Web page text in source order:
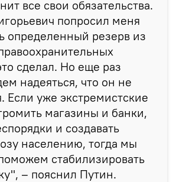
все свои обязательства.
попросил меня
определенный резерв из
сделал. Но еще раз
надеяться, что он не
Если уже экстремистские
магазины и банки,
и создавать
населению, тогда мы
стабилизировать
– пояснил Путин.